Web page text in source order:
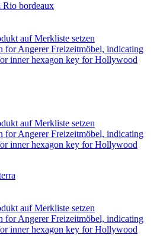
Rio bordeaux
auf Merkliste setzen
auf Merkliste setzen
auf Merkliste setzen